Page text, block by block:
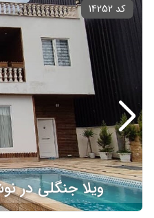
ویلا جنگلی در
کد 14252